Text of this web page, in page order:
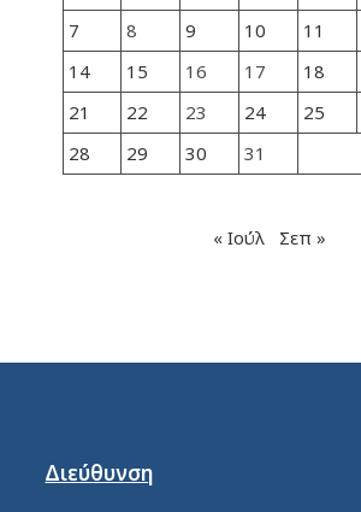
7
8 9 10 11
14
15 16 17 18
21
22 23 24 25
28
29 30 31
« Ιούλ Σεπ »
Διεύθυνση